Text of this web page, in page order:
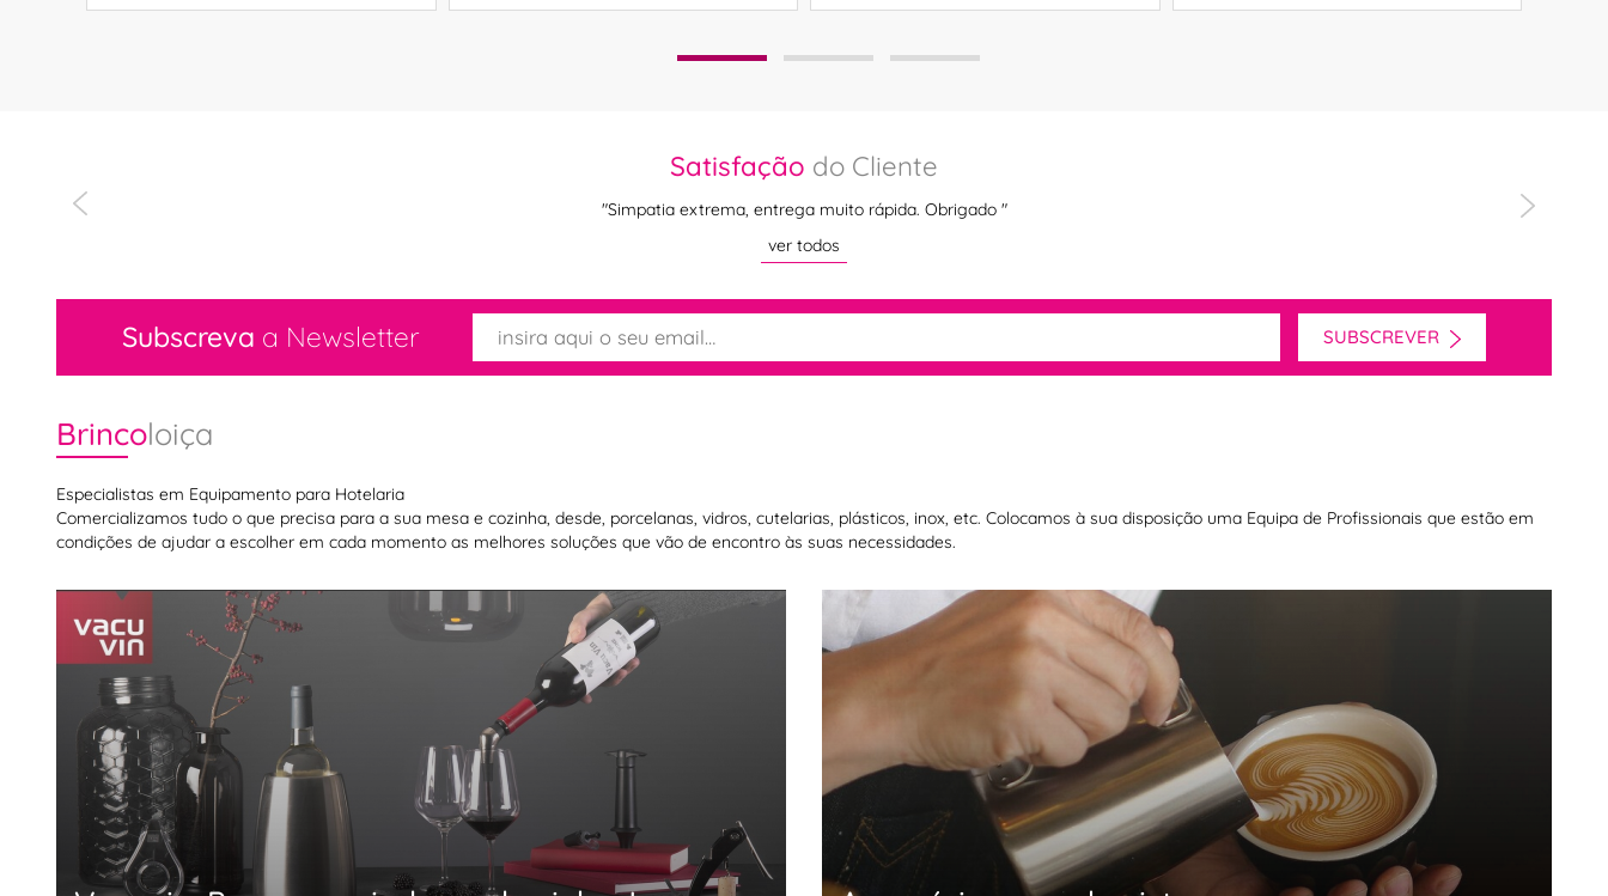
Satisfação do Cliente
"Simpatia extrema, entrega muito rápida. Obrigado "
ver todos
Subscreva a Newsletter SUBSCREVER
Brincoloiça
Especialistas em Equipamento para Hotelaria
Comercializamos tudo o que precisa para a sua mesa e cozinha, desde, porcelanas, vidros, cutelarias, plásticos, inox, etc. Colocamos à sua disposição uma Equipa de Profissionais que estão em
condições de ajudar a escolher em cada momento as melhores soluções que vão de encontro às suas necessidades.